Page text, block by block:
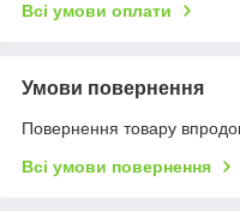
Всі умови оплати
Умови повернення
Повернення товару
Всі умови повернення